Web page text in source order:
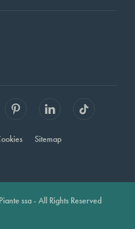
Sitemap
ssa - All Rights Reserved